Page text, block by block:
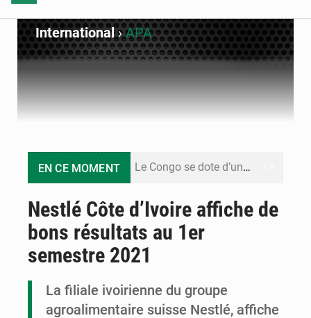
International›APA
EN CE MOMENT Le Congo se dote d’un programme national pour valoriser les produits forestiers non ligneux
Nestlé Côte d’Ivoire affiche de
bons résultats au 1er
semestre 2021
La filiale ivoirienne du groupe
agroalimentaire suisse Nestlé, affiche